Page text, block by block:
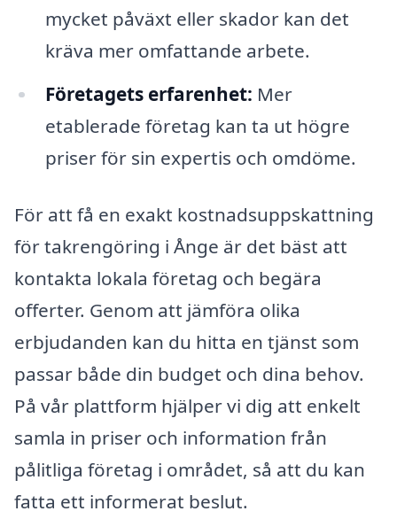
mycket påväxt eller skador kan det
kräva mer omfattande arbete.
Företagets erfarenhet: Mer
etablerade företag kan ta ut högre
priser för sin expertis och omdöme.
För att få en exakt kostnadsuppskattning
för takrengöring i Ånge är det bäst att
kontakta lokala företag och begära
offerter. Genom att jämföra olika
erbjudanden kan du hitta en tjänst som
passar både din budget och dina behov.
På vår plattform hjälper vi dig att enkelt
samla in priser och information från
pålitliga företag i området, så att du kan
fatta ett informerat beslut.